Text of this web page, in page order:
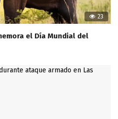
23
el Día Mundial del